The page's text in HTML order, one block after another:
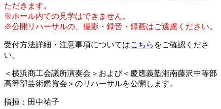
ただきます。
※ホール内での見学はできません。
※公開リハーサルの、撮影・録音・録画はご遠慮ください。
受付方法詳細・注意事項についてはこちら をご確認くださ
い。
＜横浜商工会議所演奏会＞および＜慶應義塾湘南藤沢中等部
高等部芸術鑑賞会＞のリハーサルを公開します。
指揮：田中祐子